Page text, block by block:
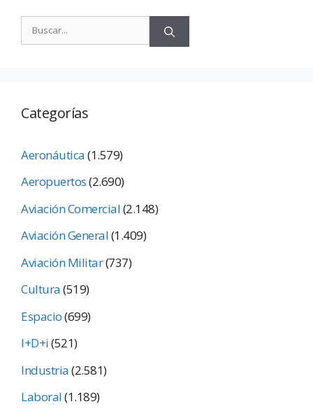
Categorías
Aeronáutica(1.579)
Aeropuertos(2.690)
Aviación Comercial(2.148)
Aviación General(1.409)
Aviación Militar(737)
Cultura(519)
Espacio(699)
I+D+i(521)
Industria(2.581)
Laboral(1.189)